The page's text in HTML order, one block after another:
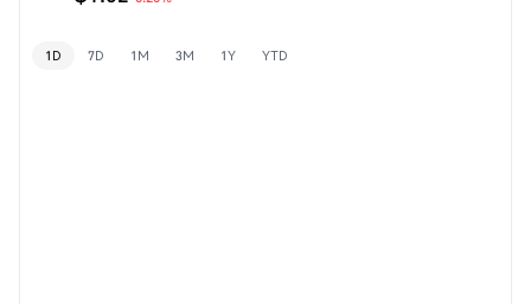
1D 7D 1M 3M 1Y YTD